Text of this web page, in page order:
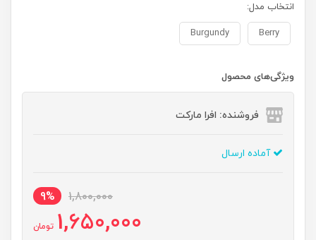
انتخاب مدل:
Berry
Burgundy
ویژگی‌های محصول
فروشنده: افرا مارکت
آماده ارسال
1,800,000
9%
1,650,000 تومان